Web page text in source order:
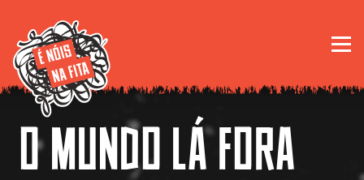
O MUNDO LÁ FORA